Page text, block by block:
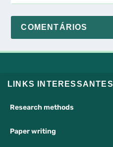
COMENTÁRIOS
LINKS INTERESSANTES
Research methods
Paper writing